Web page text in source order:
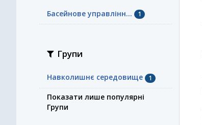
Басейнове управлінн... 1
Групи
Навколишнє середовище 1
Показати лише популярні
Групи